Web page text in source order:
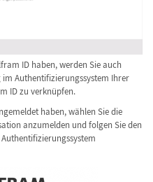
ID haben, werden Sie auch
Authentifizierungssystem Ihrer
ID zu verknüpfen.
haben, wählen Sie die
anzumelden und folgen Sie den